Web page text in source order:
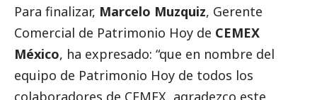
Para finalizar, Marcelo Muzquiz, Gerente
Comercial de Patrimonio Hoy de CEMEX
México, ha expresado: “que en nombre del
equipo de Patrimonio Hoy de todos los